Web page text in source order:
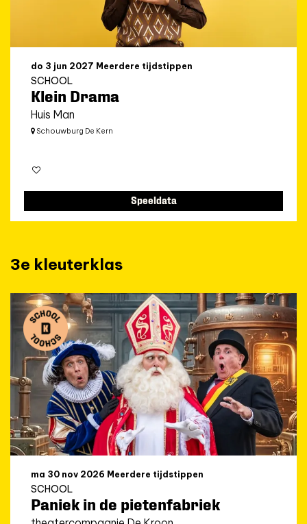
Klein Drama
Huis Man
SCHOOL
do 3 jun 2027 Meerdere tijdstippen
Schouwburg De Kern
Speeldata
3e kleuterklas
Paniek in de pietenfabriek
SCHOOL
ma 30 nov 2026 Meerdere tijdstippen